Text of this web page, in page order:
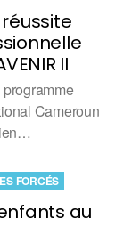
II
Cameroun
au
FORCÉS